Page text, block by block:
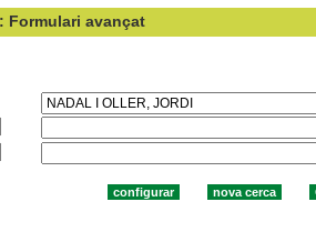
Formulari avançat